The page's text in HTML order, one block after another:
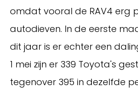
omdat vooral de RAV4 erg
autodieven. In de eerste
dit jaar is er echter een
1 mei zijn er 339 Toyota's
tegenover 395 in dezelfde